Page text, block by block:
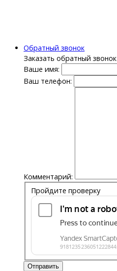
Обратный звонок
Заказать обратный звонок
Ваше имя:
Ваш телефон:
Комментарий:
Пройдите проверку
Отправить